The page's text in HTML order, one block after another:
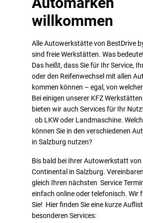
willkommen
Alle Autowerkstätte von BestDrive
sind freie Werkstätten. Was
Das heißt, dass Sie für Ihr Service,
oder den Reifenwechsel mit allen
kommen können – egal, von
Bei einigen unserer KFZ
bieten wir auch Services für Ihr
ob LKW oder Landmaschine.
können Sie in den verschiedenen
in Salzburg nutzen?
Bis bald bei Ihrer Autowerkstatt von
Continental in Salzburg.
gleich Ihren nächsten Service
einfach online oder telefonisch. Wir
Sie! Hier finden Sie eine kurze
besonderen Services: